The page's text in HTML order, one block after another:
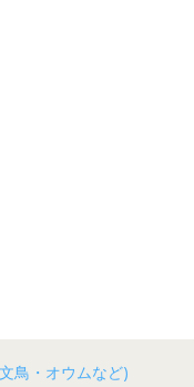
鳥・オウムなど)